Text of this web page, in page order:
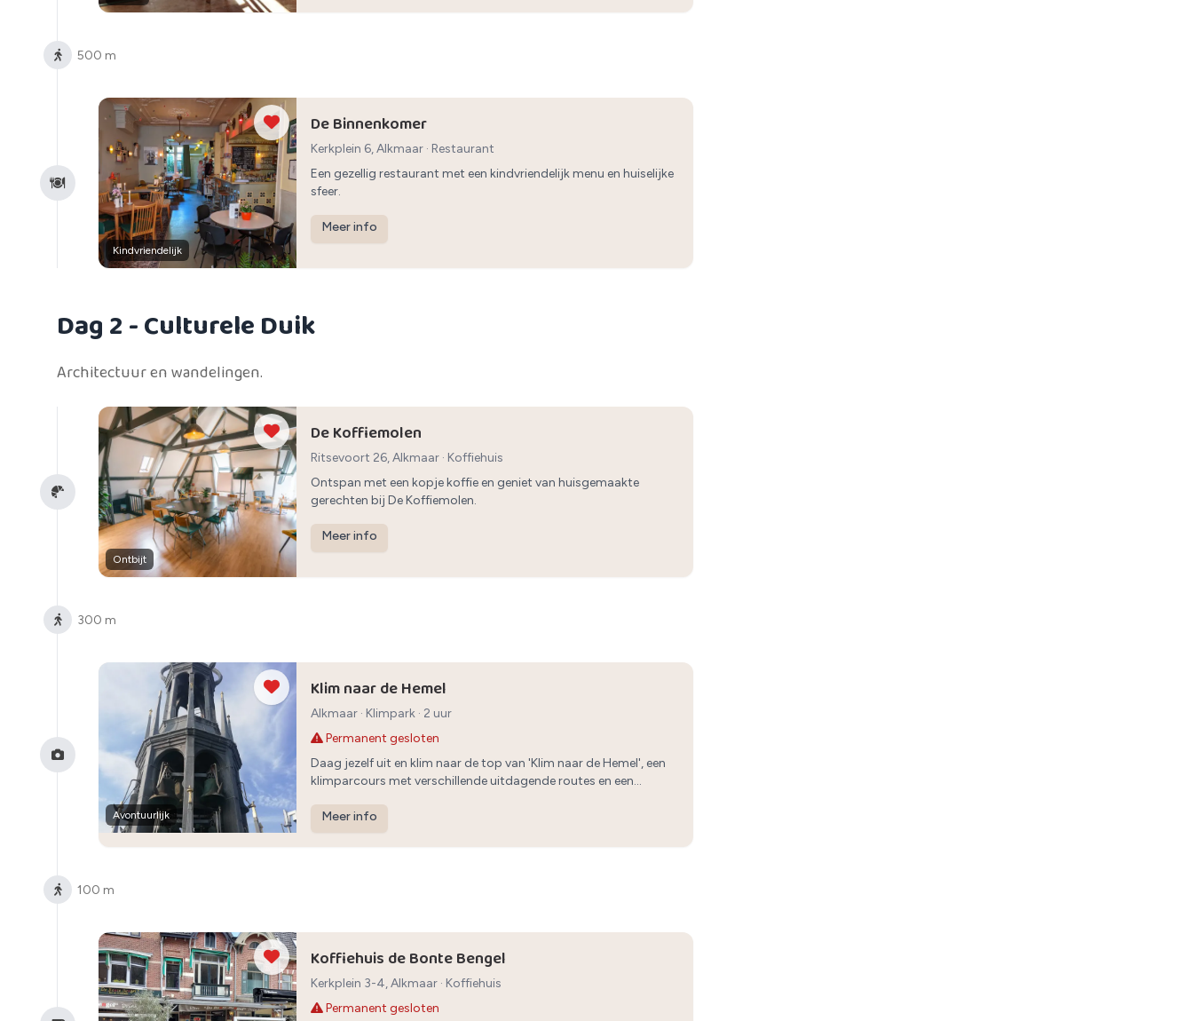
500 m
Kindvriendelijk
De Binnenkomer
Kerkplein 6, Alkmaar · Restaurant
Een gezellig restaurant met een kindvriendelijk menu en huiselijke
sfeer.
Meer info
Dag 2- Culturele Duik
Architectuur en wandelingen.
Ontbijt
De Koffiemolen
Ritsevoort 26, Alkmaar · Koffiehuis
Ontspan met een kopje koffie en geniet van huisgemaakte
gerechten bij De Koffiemolen.
Meer info
300 m
Avontuurlijk
Klim naar de Hemel
Alkmaar · Klimpark · 2 uur
Permanent gesloten
Daag jezelf uit en klim naar de top van 'Klim naar de Hemel', een
klimparcours met verschillende uitdagende routes en een
Meer info
100 m
Koffiehuis de Bonte Bengel
Kerkplein 3-4, Alkmaar · Koffiehuis
Permanent gesloten